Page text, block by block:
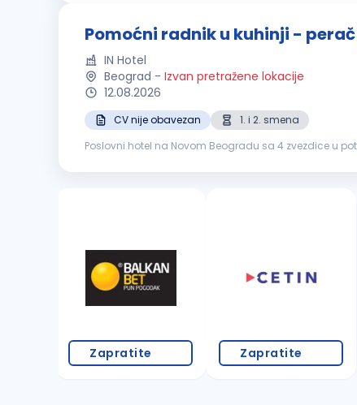
Pomoćni radnik u kuhinji -
IN Hotel
Beograd - Izvan pretražene lokacije
12.08.2026
CV nije obavezan
1. i 2. smena
Poslovni hotel na Novom Beogradu sa 4 zvezdice u
Zapratite Zapratite